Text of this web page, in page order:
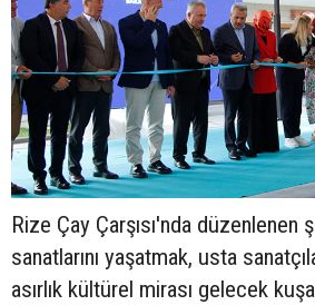
Rize Çay Çarşısı'nda düzenlenen
sanatlarını yaşatmak, usta
asırlık kültürel mirası gelecek